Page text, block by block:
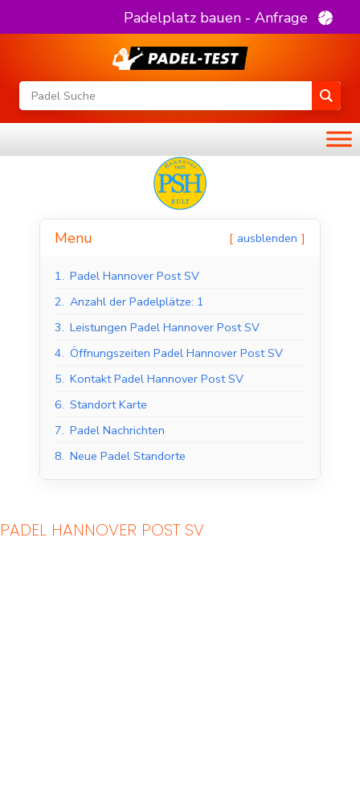
Padelplatz bauen - Anfrage
Menu ausblenden
1. Padel Hannover Post SV
2. Anzahl der Padelplätze: 1
3. Leistungen Padel Hannover Post SV
4. Öffnungszeiten Padel Hannover Post SV
5. Kontakt Padel Hannover Post SV
6. Standort Karte
7. Padel Nachrichten
8. Neue Padel Standorte
PADEL HANNOVER POST SV